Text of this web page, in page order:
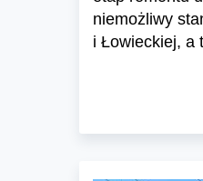
niemożliwy
i Łowieckiej, a